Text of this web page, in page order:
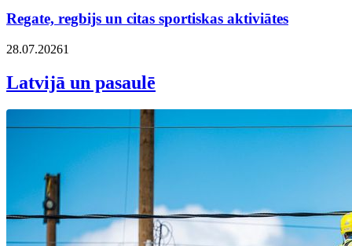
Regate, regbijs un citas sportiskas aktiviātes
28.07.20261
Latvijā un pasaulē